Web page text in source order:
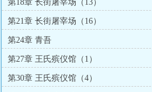
第18章 长街屠宰场（13）
第21章 长街屠宰场（16）
第24章 青吾
第27章 王氏殡仪馆（1）
第30章 王氏殡仪馆（4）